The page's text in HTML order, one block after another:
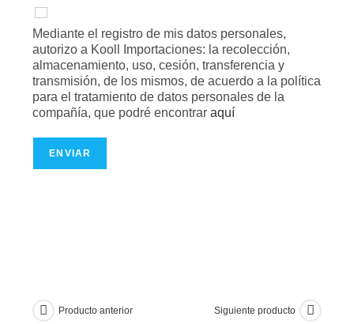
Mediante el registro de mis datos personales,
autorizo a Kooll Importaciones: la recolección,
almacenamiento, uso, cesión, transferencia y
transmisión, de los mismos, de acuerdo a la política
para el tratamiento de datos personales de la
compañía, que podré encontraraquí
ENVIAR
Producto anterior Siguiente producto